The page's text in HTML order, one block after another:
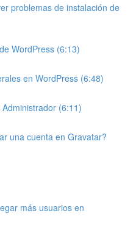
problemas de instalación de
WordPress (6:13)
en WordPress (6:48)
(6:11)
una cuenta en Gravatar?
más usuarios en